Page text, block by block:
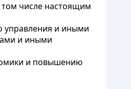
том числе настоящим
управления и иными
и иными
и повышению